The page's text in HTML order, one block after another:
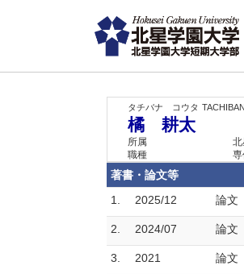
タチバナ コウタ
橘 耕太
所属
北
職種
著書・論文等
1.
2025/12 論文
2. 2024/07 論文
3. 2021 論文